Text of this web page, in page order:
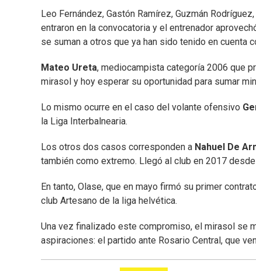
Leo Fernández, Gastón Ramírez, Guzmán
entraron en la convocatoria y el entrenador
se suman a otros que ya han sido tenido en cuenta
Mateo Ureta, mediocampista categoría 2006 que
mirasol y hoy esperar su oportunidad para sumar
Lo mismo ocurre en el caso del volante ofensivo
la Liga Interbalnearia.
Los otros dos casos corresponden a Nahuel De
también como extremo. Llegó al club en 2017
En tanto, Olase, que en mayo firmó su primer
club Artesano de la liga helvética.
Una vez finalizado este compromiso, el mirasol se
aspiraciones: el partido ante Rosario Central, que